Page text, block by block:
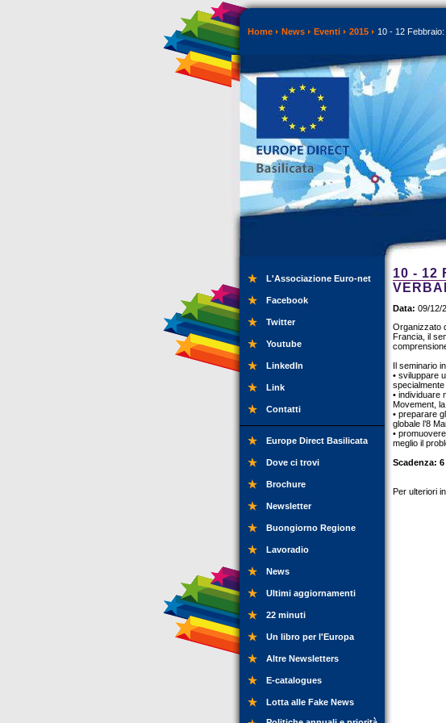
Home News Eventi 2015 10 - 12
L'Associazione Euro-net
Facebook
Twitter
Youtube
LinkedIn
Link
Contatti
Europe Direct Basilicata
Dove ci trovi
Brochure
Newsletter
Buongiorno Regione
Lavoradio
News
Ultimi aggiornamenti
22 minuti
Un libro per l'Europa
Altre Newsletters
E-catalogues
Lotta alle Fake News
10 - 12
Data: 09/12/
Organizzato
Francia, il
Il seminario
• sviluppare
• individuare
Movement,
• preparare
globale l’8
•
meglio il
Scadenza:
Per ulteriori